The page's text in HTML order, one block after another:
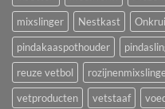
mixslinger
Nestkast
pindakaaspothouder
reuze vetbol
vetproducten
vetstaaf